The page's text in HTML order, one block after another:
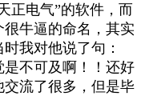
正电气”的软件，而
很牛逼的命名，其实
我对他说了句：
不可及啊！！还好
流了很多，但是毕